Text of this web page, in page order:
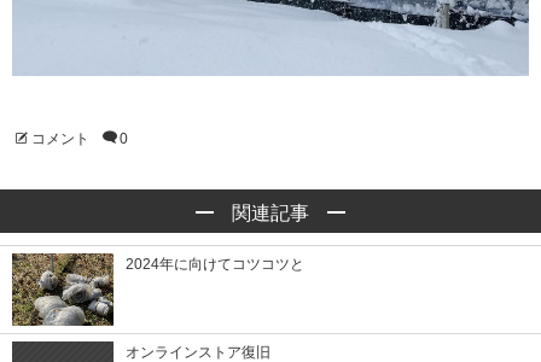
コメント 0
関連記事
2024年に向けてコツコツと
オンラインストア復旧